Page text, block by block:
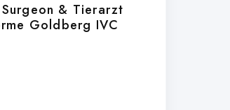
& Tierarzt
Goldberg IVC